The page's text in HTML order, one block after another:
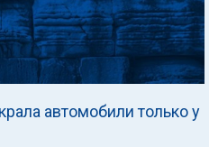
автомобили только у